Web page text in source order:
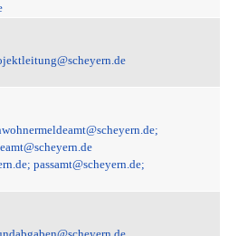
passamt@scheyern.de;